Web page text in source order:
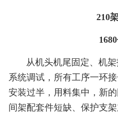
210
从机头机尾固定、机
系统调试，所有工序一环
安装过半，用料集中，新
间架配套件短缺、保护支